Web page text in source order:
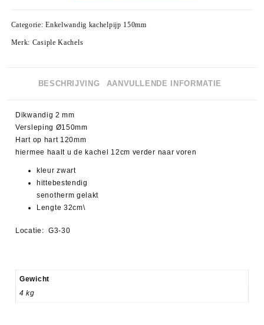
Categorie:Enkelwandig kachelpijp 150mm
Merk: Casiple Kachels
BESCHRIJVING AANVULLENDE INFORMATIE
Dikwandig 2 mm
Versleping Ø150mm
Hart op hart 120mm
hiermee haalt u de kachel 12cm verder naar voren
kleur zwart
hittebestendig
senotherm gelakt
Lengte 32cm\
Locatie: G3-30
Gewicht
4 kg